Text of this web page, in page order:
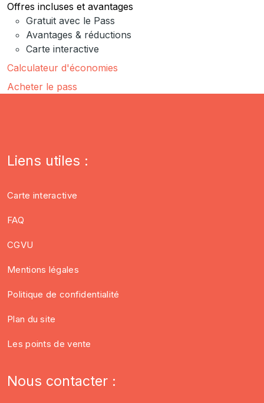
Offres incluses et avantages
Gratuit avec le Pass
Avantages & réductions
Carte interactive
Calculateur d'économies
Acheter le pass
Liens utiles :
Carte interactive
FAQ
CGVU
Mentions légales
Politique de confidentialité
Plan du site
Les points de vente
Nous contacter :